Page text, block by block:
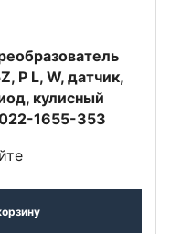
P L, W, датчик,
кулисный
1655-353